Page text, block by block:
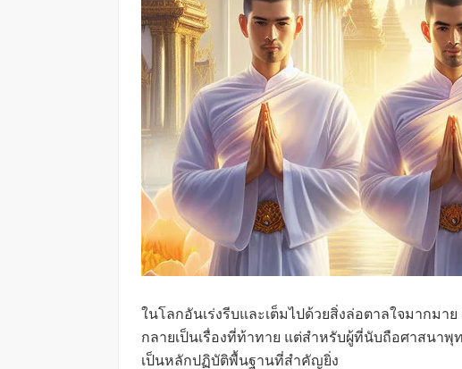
ในโลกอันเร่งรีบและเต็มไปด้วยสิ่งล่อตาลใจมากม
กลายเป็นเรื่องที่ท้าทาย แต่สำหรับผู้ที่นับถือศาสนา
เป็นหลักปฏิบัติพื้นฐานที่สำคัญยิ่ง